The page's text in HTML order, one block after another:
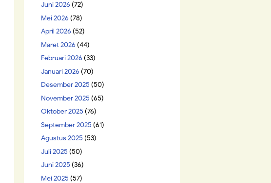
Juni 2026 (72)
Mei 2026 (78)
April 2026 (52)
Maret 2026 (44)
Februari 2026 (33)
Januari 2026 (70)
Desember 2025 (50)
November 2025 (65)
Oktober 2025 (76)
September 2025 (61)
Agustus 2025 (53)
Juli 2025 (50)
Juni 2025 (36)
Mei 2025 (57)